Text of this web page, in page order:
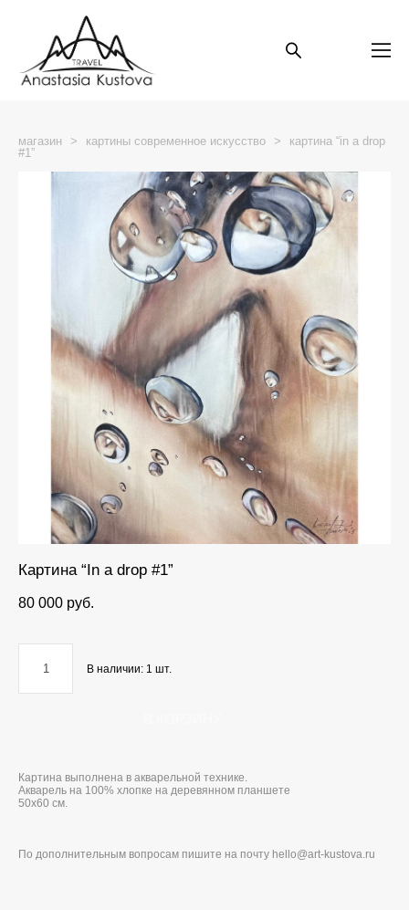
магазин > картины современное искусство >
картина “in a drop
#1”
Картина “In a drop #1”
80 000 pуб.
В наличии: 1 шт.
Картина выполнена в акварельной технике.
Акварель на 100% хлопке на деревянном планшете
50x60 см.
По дополнительным вопросам пишите на почту hello@art-kustova.ru